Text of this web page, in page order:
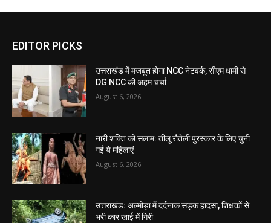
EDITOR PICKS
उत्तराखंड में मजबूत होगा NCC नेटवर्क, सीएम धामी से
DG NCC की अहम चर्चा
August 6, 2026
नारी शक्ति को सलाम: तीलू रौतेली पुरस्कार के लिए चुनी
गईं ये महिलाएं
August 6, 2026
उत्तराखंड: अल्मोड़ा में दर्दनाक सड़क हादसा, शिक्षकों से
भरी कार खाई में गिरी